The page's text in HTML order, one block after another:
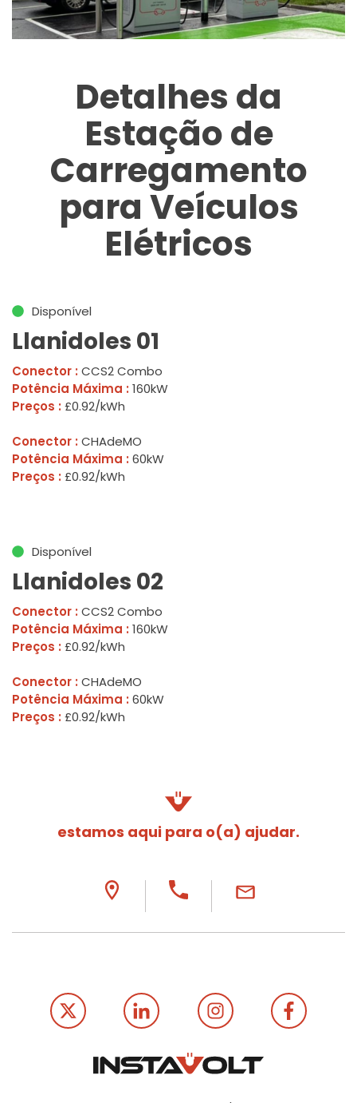
Detalhes da
Estação de
Carregamento
para Veículos
Elétricos
Disponível
Llanidoles 01
Conector : CCS2 Combo
Potência Máxima : 160kW
Preços : £0.92/kWh
Conector : CHAdeMO
Potência Máxima : 60kW
Preços : £0.92/kWh
Disponível
Llanidoles 02
Conector : CCS2 Combo
Potência Máxima : 160kW
Preços : £0.92/kWh
Conector : CHAdeMO
Potência Máxima : 60kW
Preços : £0.92/kWh
estamos aqui para o(a) ajudar.